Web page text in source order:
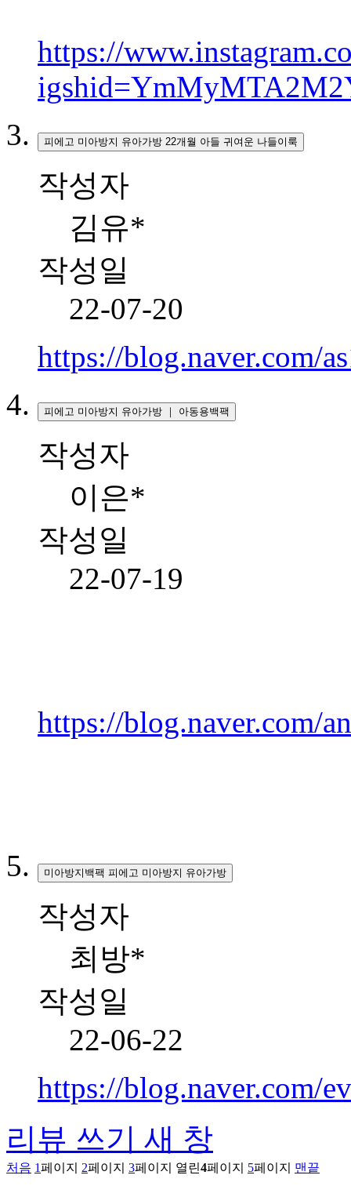
https://
피에고 미아방지 유아가방 22개월 아들 귀여운 나들이룩
작성자
김유*
작성일
22-07-20
https://blog.naver.com/
피에고 미아방지 유아가방 ｜ 아동용백팩
작성자
이은*
작성일
22-07-19
https://blog.naver.com/
미아방지백팩 피에고 미아방지 유아가방
작성자
최방*
작성일
22-06-22
https://blog.naver.com/
리뷰 쓰기 새 창
처음 1페이지 2페이지 3페이지 열린4페이지 5페이지 맨끝